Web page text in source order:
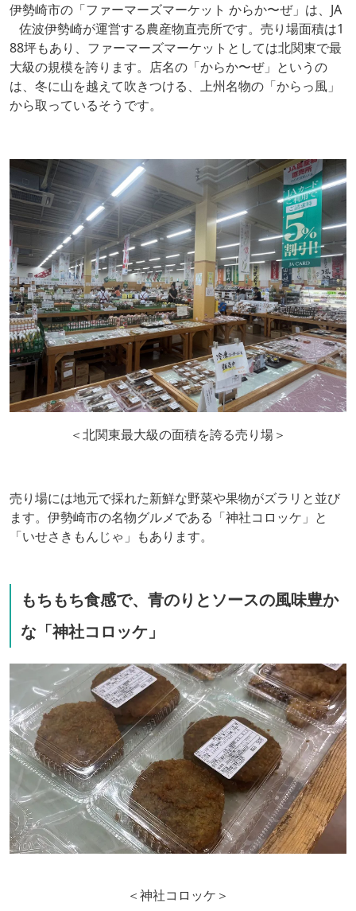
伊勢崎市の「ファーマーズマーケット からか〜ぜ」は、JA
佐波伊勢崎が運営する農産物直売所です。売り場面積は1
88坪もあり、ファーマーズマーケットとしては北関東で最
大級の規模を誇ります。店名の「からか〜ぜ」というの
は、冬に山を越えて吹きつける、上州名物の「からっ風」
から取っているそうです。
＜北関東最大級の面積を誇る売り場＞
売り場には地元で採れた新鮮な野菜や果物がズラリと並び
ます。伊勢崎市の名物グルメである「神社コロッケ」と
「いせさきもんじゃ」もあります。
もちもち食感で、青のりとソースの風味豊か
な「神社コロッケ」
＜神社コロッケ＞